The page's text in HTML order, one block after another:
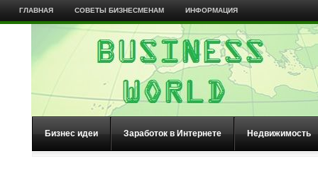
ГЛАВНАЯ СОВЕТЫ БИЗНЕСМЕНАМ ИНФОРМАЦИЯ
Бизнес идеи Заработок в Интернете Недвижимость